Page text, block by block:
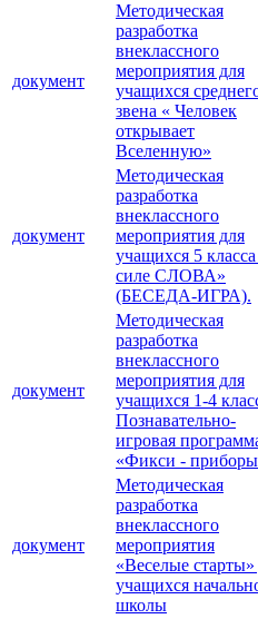
документ
Методическая
разработка
внеклассного
мероприятия для
учащихся
звена « Человек
открывает
Вселенную»
документ
Методическая
разработка
внеклассного
мероприятия для
учащихся 5
силе СЛОВА»
(БЕСЕДА-ИГРА).
документ
Методическая
разработка
внеклассного
мероприятия для
учащихся 1-4
Познавательно-
игровая
«Фикси -
документ
Методическая
разработка
внеклассного
мероприятия
«Веселые старты»
учащихся
школы